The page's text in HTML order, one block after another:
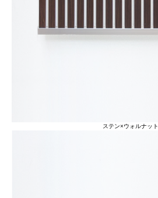
ステン×ウォルナット